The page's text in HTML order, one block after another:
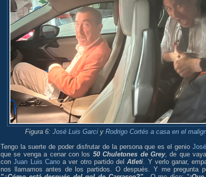
Figura 6: José Luis Garci y Rodrigo Cortés a casa en el
Tengo la suerte de poder disfrutar de la persona que es el genio
que se venga a cenar con los 50 Chuletones de Grey, de que
conJuan Luis Canoa ver otro partido delAtleti. Y verlo ganar,
nos llamamos antes de los partidos. O después. Y me pregunta